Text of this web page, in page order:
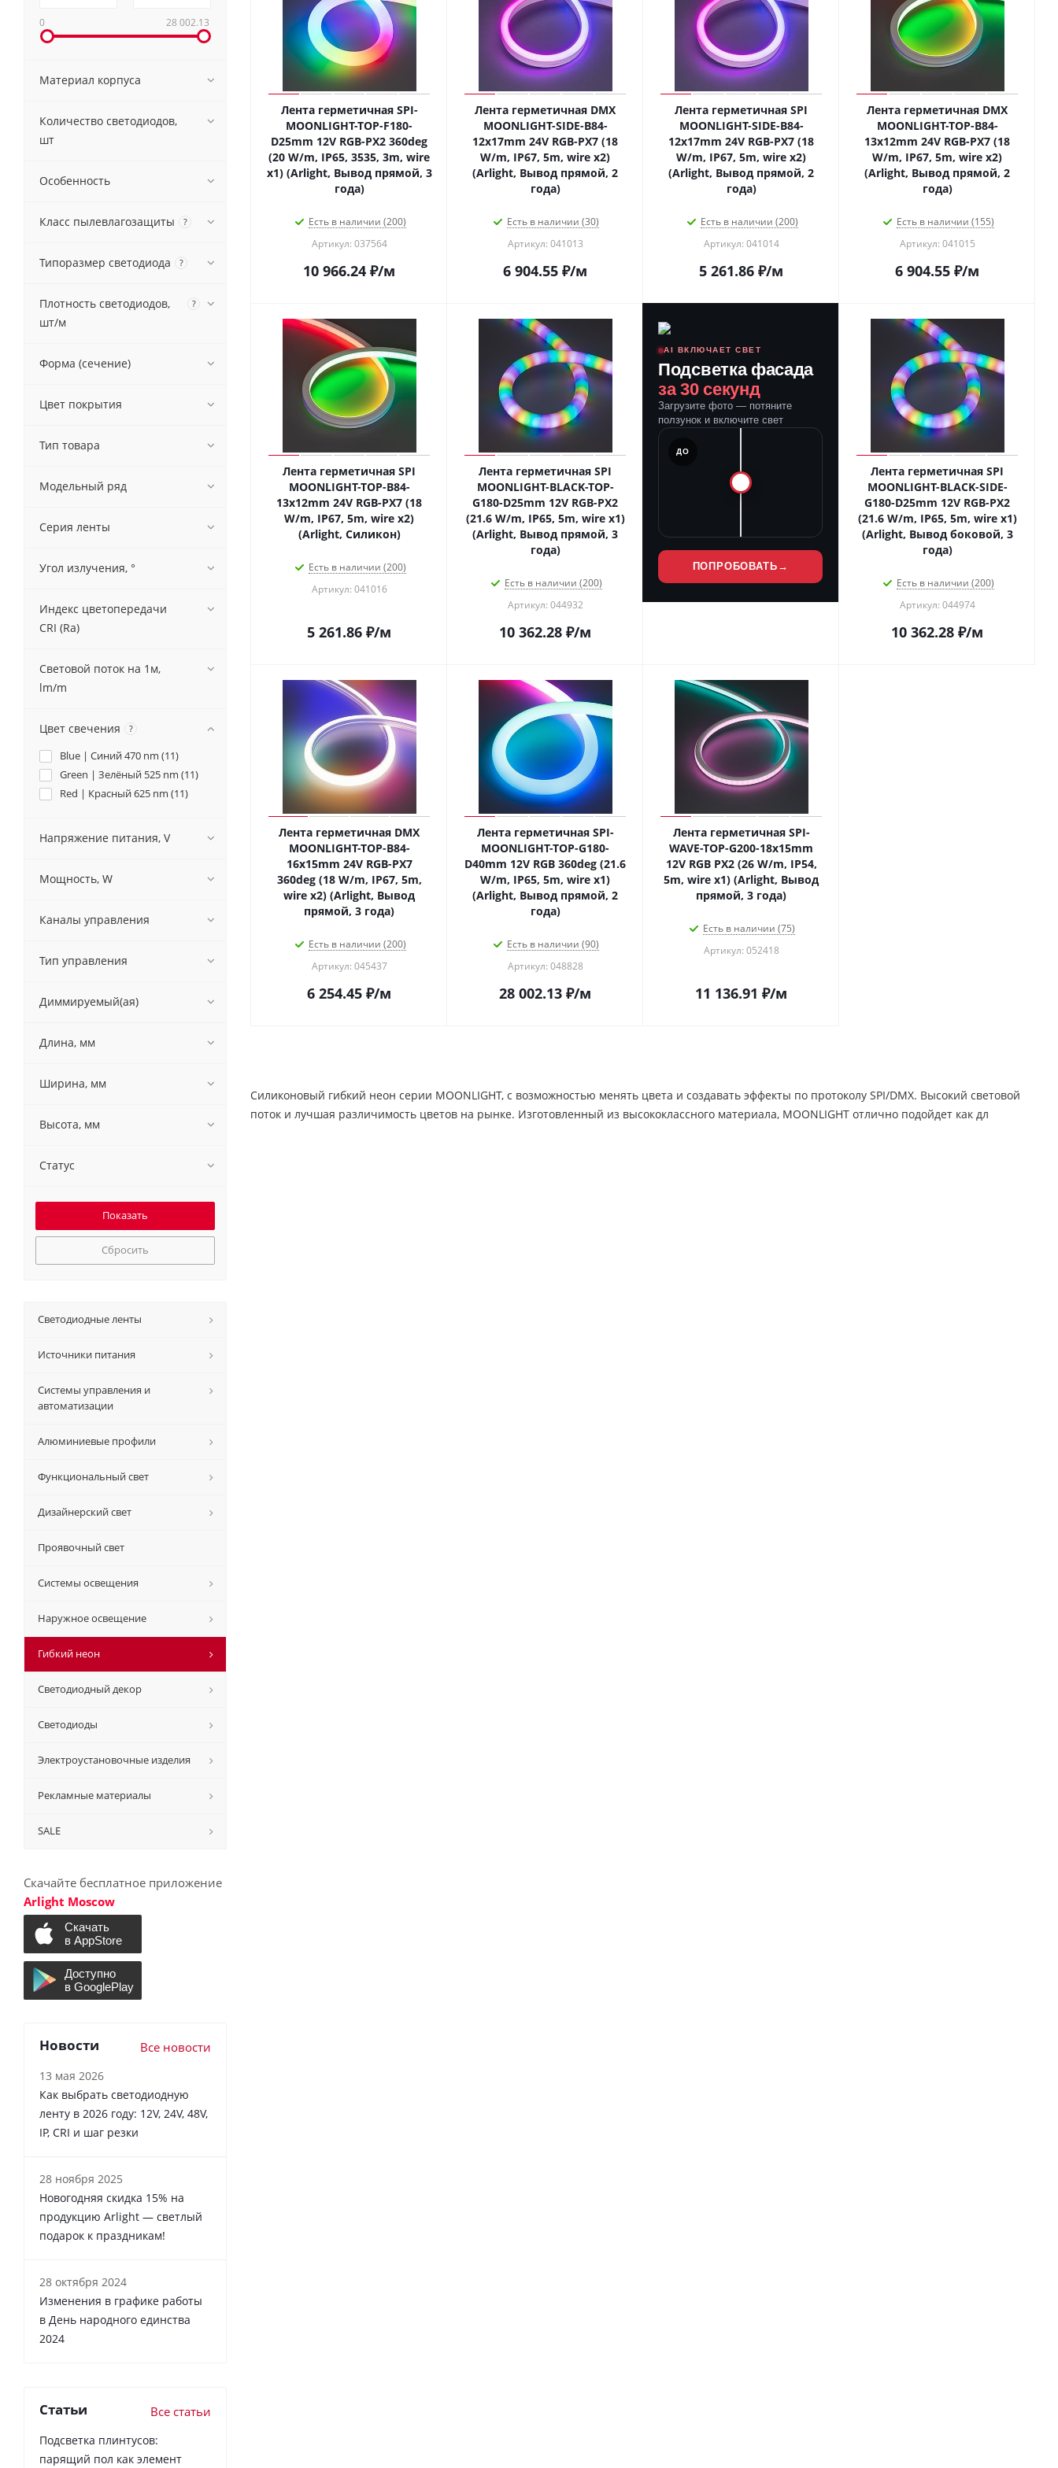
Лента герметичная SPI-
MOONLIGHT-TOP-F180-
D25mm 12V RGB-PX2 360deg
(20 W/m, IP65, 3535, 3m, wire
x1) (Arlight, Вывод прямой, 3
года)
Есть в наличии (200)
Артикул: 037564
10 966.24 ₽/м
Лента герметичная DMX
MOONLIGHT-SIDE-B84-
12x17mm 24V RGB-PX7 (18
W/m, IP67, 5m, wire x2)
(Arlight, Вывод прямой, 2
года)
Есть в наличии (30)
Артикул: 041013
6 904.55 ₽/м
Лента герметичная SPI
MOONLIGHT-SIDE-B84-
12x17mm 24V RGB-PX7 (18
W/m, IP67, 5m, wire x2)
(Arlight, Вывод прямой, 2
года)
Есть в наличии (200)
Артикул: 041014
5 261.86 ₽/м
Лента герметичная DMX
MOONLIGHT-TOP-B84-
13x12mm 24V RGB-PX7 (18
W/m, IP67, 5m, wire x2)
(Arlight, Вывод прямой, 2
года)
Есть в наличии (155)
Артикул: 041015
6 904.55 ₽/м
Лента герметичная SPI
MOONLIGHT-TOP-B84-
13x12mm 24V RGB-PX7 (18
W/m, IP67, 5m, wire x2)
(Arlight, Силикон)
Есть в наличии (200)
Артикул: 041016
5 261.86 ₽/м
Лента герметичная SPI
MOONLIGHT-BLACK-TOP-
G180-D25mm 12V RGB-PX2
(21.6 W/m, IP65, 5m, wire x1)
(Arlight, Вывод прямой, 3
года)
Есть в наличии (200)
Артикул: 044932
10 362.28 ₽/м
AI ВКЛЮЧАЕТ СВЕТ
Подсветка фасада
за 30 секунд
Загрузите фото — потяните
ползунок и включите свет
ДО
ПОСЛЕ
ПОПРОБОВАТЬ →
Лента герметичная SPI
MOONLIGHT-BLACK-SIDE-
G180-D25mm 12V RGB-PX2
(21.6 W/m, IP65, 5m, wire x1)
(Arlight, Вывод боковой, 3
года)
Есть в наличии (200)
Артикул: 044974
10 362.28 ₽/м
Лента герметичная DMX
MOONLIGHT-TOP-B84-
16x15mm 24V RGB-PX7
360deg (18 W/m, IP67, 5m,
wire x2) (Arlight, Вывод
прямой, 3 года)
Есть в наличии (200)
Артикул: 045437
6 254.45 ₽/м
Лента герметичная SPI-
MOONLIGHT-TOP-G180-
D40mm 12V RGB 360deg (21.6
W/m, IP65, 5m, wire x1)
(Arlight, Вывод прямой, 2
года)
Есть в наличии (90)
Артикул: 048828
28 002.13 ₽/м
Лента герметичная SPI-
WAVE-TOP-G200-18x15mm
12V RGB PX2 (26 W/m, IP54,
5m, wire x1) (Arlight, Вывод
прямой, 3 года)
Есть в наличии (75)
Артикул: 052418
11 136.91 ₽/м
Силиконовый гибкий неон серии MOONLIGHT, с возможностью менять цвета и создавать эффекты по протоколу SPI/DMX. Высокий световой
поток и лучшая различимость цветов на рынке. Изготовленный из высококлассного материала, MOONLIGHT отлично подойдет как дл
0 28 002.13
Материал корпуса
Количество светодиодов,
шт
Особенность
Класс пылевлагозащиты ?
Типоразмер светодиода ?
Плотность светодиодов,
шт/м
?
Форма (сечение)
Цвет покрытия
Тип товара
Модельный ряд
Серия ленты
Угол излучения, °
Индекс цветопередачи
CRI (Ra)
Световой поток на 1м,
lm/m
Цвет свечения ?
Blue | Синий 470 nm (11)
Green | Зелёный 525 nm (11)
Red | Красный 625 nm (11)
Напряжение питания, V
Мощность, W
Каналы управления
Тип управления
Диммируемый(ая)
Длина, мм
Ширина, мм
Высота, мм
Статус
Сбросить
Светодиодные ленты
Источники питания
Системы управления и
автоматизации
Алюминиевые профили
Функциональный свет
Дизайнерский свет
Проявочный свет
Системы освещения
Наружное освещение
Гибкий неон
Светодиодный декор
Светодиоды
Электроустановочные изделия
Рекламные материалы
SALE
Скачайте бесплатное приложение
Arlight Moscow
Новости Все новости
13 мая 2026
Как выбрать светодиодную
ленту в 2026 году: 12V, 24V, 48V,
IP, CRI и шаг резки
28 ноября 2025
Новогодняя скидка 15% на
продукцию Arlight — светлый
подарок к праздникам!
28 октября 2024
Изменения в графике работы
в День народного единства
2024
Статьи Все статьи
Подсветка плинтусов:
парящий пол как элемент